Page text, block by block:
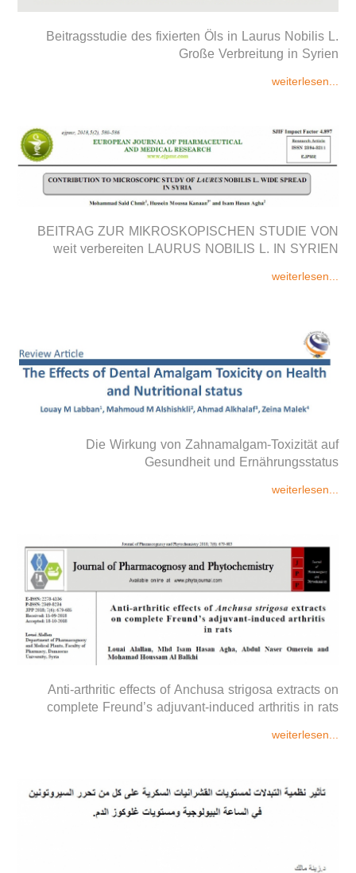
Beitragsstudie des fixierten Öls in Laurus Nobilis L.
Große Verbreitung in Syrien
weiterlesen...
BEITRAG ZUR MIKROSKOPISCHEN STUDIE VON
weit verbereiten LAURUS NOBILIS L. IN SYRIEN
weiterlesen...
Die Wirkung von Zahnamalgam-Toxizität auf
Gesundheit und Ernährungsstatus
weiterlesen...
Anti-arthritic effects of Anchusa strigosa extracts on
complete Freund’s adjuvant-induced arthritis in rats
weiterlesen...